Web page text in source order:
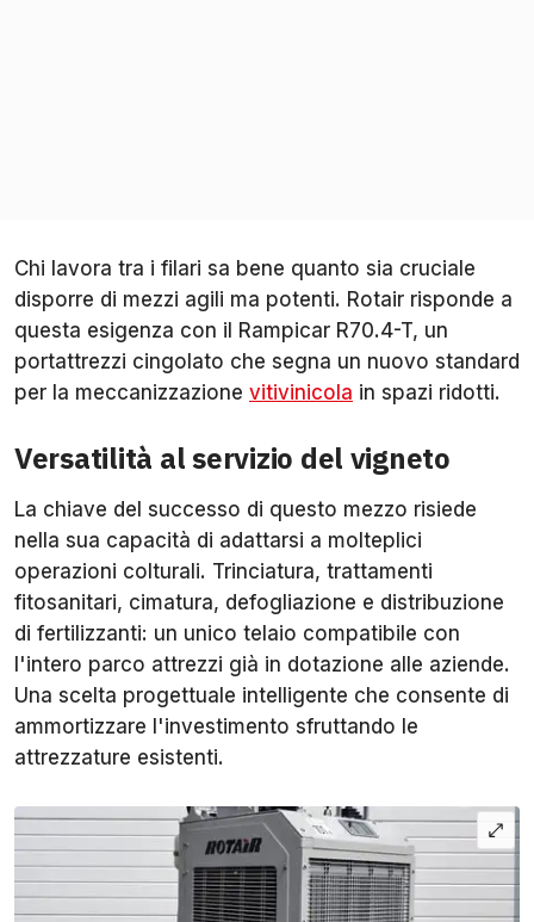
Chi lavora tra i filari sa bene quanto sia cruciale
disporre di mezzi agili ma potenti. Rotair risponde a
questa esigenza con il Rampicar R70.4-T, un
portattrezzi cingolato che segna un nuovo standard
per la meccanizzazione vitivinicola in spazi ridotti.
Versatilità al servizio del vigneto
La chiave del successo di questo mezzo risiede
nella sua capacità di adattarsi a molteplici
operazioni colturali. Trinciatura, trattamenti
fitosanitari, cimatura, defogliazione e distribuzione
di fertilizzanti: un unico telaio compatibile con
l'intero parco attrezzi già in dotazione alle aziende.
Una scelta progettuale intelligente che consente di
ammortizzare l'investimento sfruttando le
attrezzature esistenti.